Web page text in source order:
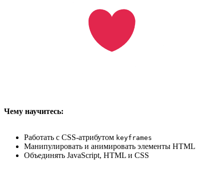
Чему научитесь:
Работать с CSS-атрибутом keyframes
Манипулировать и анимировать элементы HTML
Объединять JavaScript, HTML и CSS